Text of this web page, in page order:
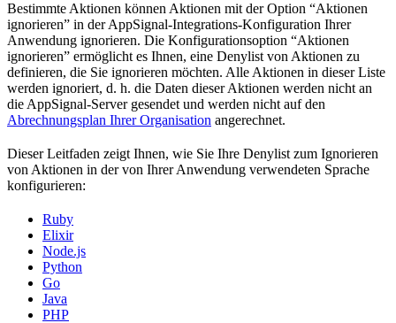
Bestimmte Aktionen können Aktionen mit der Option “Aktionen
ignorieren” in der AppSignal-Integrations-Konfiguration Ihrer
Anwendung ignorieren. Die Konfigurationsoption “Aktionen
ignorieren” ermöglicht es Ihnen, eine Denylist von Aktionen zu
definieren, die Sie ignorieren möchten. Alle Aktionen in dieser Liste
werden ignoriert, d. h. die Daten dieser Aktionen werden nicht an
die AppSignal-Server gesendet und werden nicht auf den
Abrechnungsplan Ihrer Organisation angerechnet.
Dieser Leitfaden zeigt Ihnen, wie Sie Ihre Denylist zum Ignorieren
von Aktionen in der von Ihrer Anwendung verwendeten Sprache
konfigurieren:
Ruby
Elixir
Node.js
Python
Go
Java
PHP